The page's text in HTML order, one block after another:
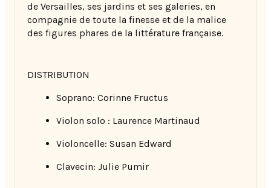
de Versailles, ses jardins et ses galeries, en
compagnie de toute la finesse et de la malice
des figures phares de la littérature française.
DISTRIBUTION
Soprano: Corinne Fructus
Violon solo : Laurence Martinaud
Violoncelle: Susan Edward
Clavecin: Julie Pumir